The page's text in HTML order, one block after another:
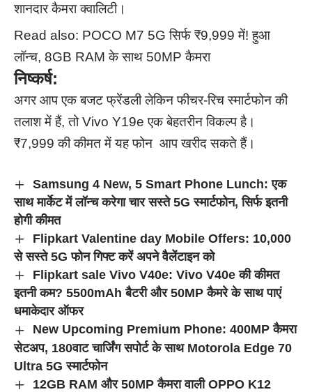
शानदार कैमरा क्वालिटी।
Read also: POCO M7 5G सिर्फ ₹9,999 में! हुआ
लॉन्च, 8GB RAM के साथ 50MP कैमरा
निष्कर्ष:
अगर आप एक बजट फ्रेंडली लेकिन फीचर-रिच स्मार्टफोन की
तलाश में हैं, तो Vivo Y19e एक बेहतरीन विकल्प है।
₹7,999 की कीमत में यह फोन आप खरीद सकते हैं।
Samsung 4 New, 5 Smart Phone Lunch: एक
साथ मार्केट में लॉन्च करेगा चार सस्ते 5G स्मार्टफोन, सिर्फ इतनी
होगी कीमत
Flipkart Valentine day Mobile Offers: 10,000
से सस्ते 5G फोन गिफ्ट करें अपने वैलेंटाइन को
Flipkart sale Vivo V40e: Vivo V40e की कीमत
इतनी कम? 5500mAh बैटरी और 50MP कैमरे के साथ पाएं
धमाकेदार ऑफर
New Upcoming Premium Phone: 400MP कैमरा
सेटअप, 180वाट चार्जिंग सपोर्ट के साथ Motorola Edge 70
Ultra 5G स्मार्टफोन
12GB RAM और 50MP कैमरा वाली OPPO K12